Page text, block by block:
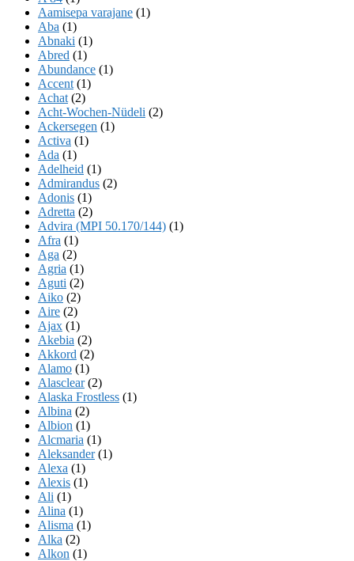
Aamisepa varajane (1)
Aba (1)
Abnaki (1)
Abred (1)
Abundance (1)
Accent (1)
Achat (2)
Acht-Wochen-Nüdeli (2)
Ackersegen (1)
Activa (1)
Ada (1)
Adelheid (1)
Admirandus (2)
Adonis (1)
Adretta (2)
Advira (MPI 50.170/144) (1)
Afra (1)
Aga (2)
Agria (1)
Aguti (2)
Aiko (2)
Aire (2)
Ajax (1)
Akebia (2)
Akkord (2)
Alamo (1)
Alasclear(2)
Alaska Frostless (1)
Albina (2)
Albion (1)
Alcmaria (1)
Aleksander(1)
Alexa (1)
Alexis (1)
Ali (1)
Alina (1)
Alisma (1)
Alka (2)
Alkon (1)